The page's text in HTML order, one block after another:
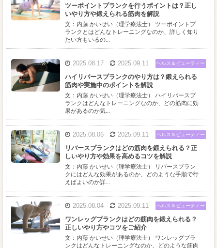
ツーポイントプランクを行うポイントは？正し
いやり方や鍛えられる筋肉を解説
文：内藤 かいせい（理学療法士） ツーポイントプ
ランクとはどんなトレーニングなのか、詳しく知り
たい方もいるの...
2025.08.17 2025.09.11 ヘルス＆ビューティー
ハイリバースプランクのやり方は？鍛えられる
筋肉や実施中のポイントを解説
文：内藤 かいせい（理学療法士） ハイリバースプ
ランクはどんなトレーニングなのか、どの筋肉に効
果があるのか気...
2025.08.06 2025.09.11 ヘルス＆ビューティー
リバースプランクはどの筋肉を鍛えられる？正
しいやり方や効果を高めるコツを解説
文：内藤 かいせい（理学療法士） リバースプラン
クにはどんな効果があるのか、どのような手順で行
えばよいのか詳...
2025.08.04 2025.09.11 ヘルス＆ビューティー
ワンレッグプランクはどの筋肉を鍛えられる？
正しいやり方やコツをご紹介
文：内藤 かいせい（理学療法士） ワンレッグプラ
ンクはどんなトレーニングなのか、どのような筋肉